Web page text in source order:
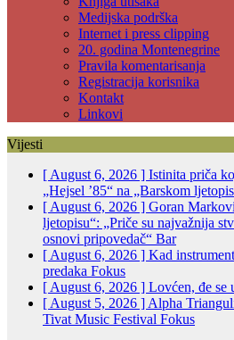
Medijska podrška
Internet i press clipping
20. godina Montenegrine
Pravila komentarisanja
Registracija korisnika
Kontakt
Linkovi
Vijesti
[ August 6, 2026 ] Istinita priča
„Hejsel ’85“ na „Barskom
[ August 6, 2026 ] Goran
ljetopisu“: „Priče su najvažnija
osnovi pripovedač“ Bar
[ August 6, 2026 ] Kad
predaka Fokus
[ August 6, 2026 ] Lovćen, đe se
[ August 5, 2026 ] Alpha
Tivat Music Festival Fokus